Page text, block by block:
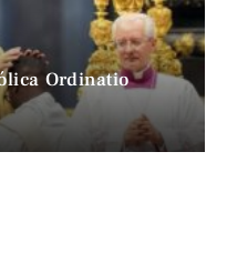
Ordinatio